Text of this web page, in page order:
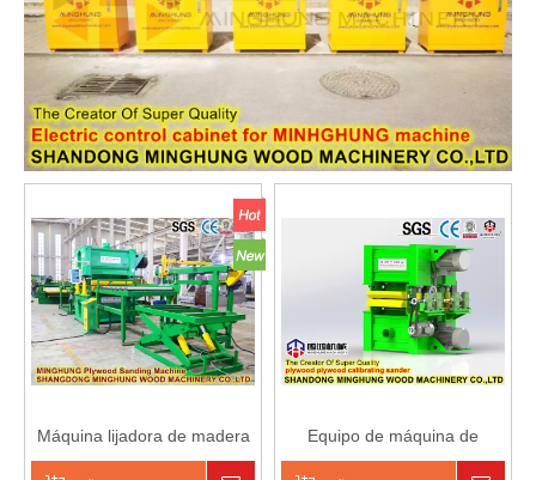
Máquina lijadora de madera
correa y dos pares de
Equipo de máquina de
automático de madera